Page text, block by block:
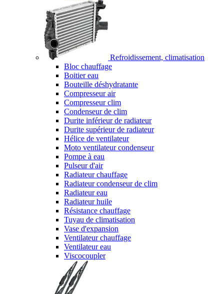
Refroidissement, climatisation
Bloc chauffage
Boitier eau
Bouteille déshydratante
Compresseur air
Compresseur clim
Condenseur de clim
Durite inférieur de radiateur
Durite supérieur de radiateur
Hélice de ventilateur
Moto ventilateur condenseur
Pompe à eau
Pulseur d'air
Radiateur chauffage
Radiateur condenseur de clim
Radiateur eau
Radiateur huile
Résistance chauffage
Tuyau de climatisation
Vase d'expansion
Ventilateur chauffage
Ventilateur eau
Viscocoupler